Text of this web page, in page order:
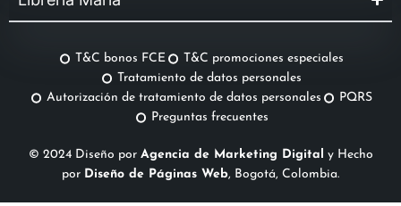
T&C bonos FCE
T&C promociones especiales
Tratamiento de datos personales
Autorización de tratamiento de datos personales
PQRS
Preguntas frecuentes
© 2024 Diseño por Agencia de Marketing Digital y Hecho
por Diseño de Páginas Web, Bogotá, Colombia.